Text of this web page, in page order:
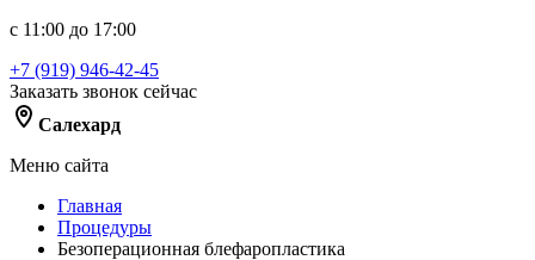
с 11:00 до 17:00
+7 (919) 946-42-45
Заказать звонок сейчас
Салехард
Меню сайта
Главная
Процедуры
Безоперационная блефаропластика